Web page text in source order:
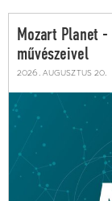
Mozart Planet
művészeivel
2026. augusztus 20.